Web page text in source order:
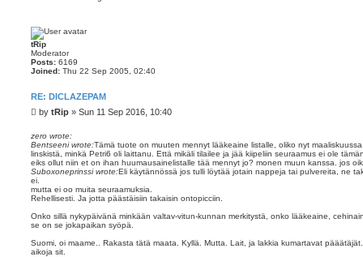
tRip
Moderator
Posts: 6169
Joined: Thu 22 Sep 2005, 02:40
RE: DICLAZEPAM
P
s
t
by tRip » Sun 11 Sep 2016, 10:40
zero wrote:
Bentseeni wrote:Tämä tuote on muuten mennyt lääkeaine listalle, oliko nyt
linskistä, minkä Petri6 oli laittanu. Että mikäli tilailee ja jää kiipeliin seuraamus ei ole
eiks ollut niin et on ihan huumausainelistalle tää mennyt jo? monen muun kanssa. jos
Suboxoneprinssi wrote:Eli käytännössä jos tulli löytää jotain nappeja tai pulvereita, ne
ei.
mutta ei oo muita seuraamuksia.
Rehellisesti. Ja jotta päästäisiin takaisin ontopicciin.
Onko sillä nykypäivänä minkään valtav-vitun-kunnan merkitystä, onko lääkeaine,
se on se jokapaikan syöpä.
Suomi, oi maame.. Rakasta tätä maata. Kyllä. Mutta. Lait, ja lakkia kumartavat
aikoja sit.